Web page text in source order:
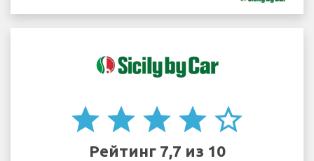
star star star star star_border
Рейтинг 7,7 из 10